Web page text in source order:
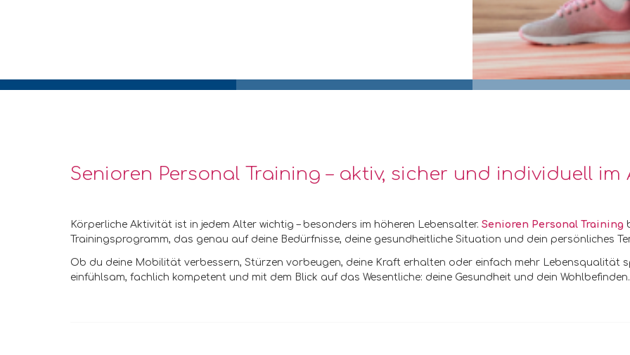
Senioren Personal Training – aktiv, sicher und individuell im
Körperliche Aktivität ist in jedem Alter wichtig – besonders im höheren Lebensalter. Senioren Personal Training
Trainingsprogramm, das genau auf deine Bedürfnisse, deine gesundheitliche Situation und dein persönliches
Ob du deine Mobilität verbessern, Stürzen vorbeugen, deine Kraft erhalten oder einfach mehr Lebensqualität
einfühlsam, fachlich kompetent und mit dem Blick auf das Wesentliche: deine Gesundheit und dein Wohlbefinden.